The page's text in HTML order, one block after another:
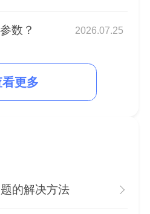
数？ 2026.07.25
更多
的解决方法